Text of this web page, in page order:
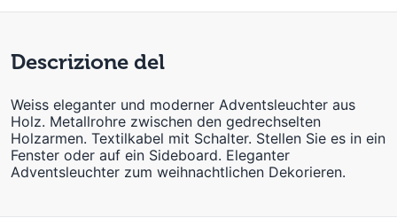
Descrizione del
Weiss eleganter und moderner Adventsleuchter aus
Holz. Metallrohre zwischen den gedrechselten
Holzarmen. Textilkabel mit Schalter. Stellen Sie es in ein
Fenster oder auf ein Sideboard. Eleganter
Adventsleuchter zum weihnachtlichen Dekorieren.